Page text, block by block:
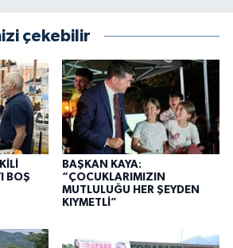
çekebilir
BOŞ
BAŞKAN KAYA:
“ÇOCUKLARIMIZIN
MUTLULUĞU HER ŞEYDEN
KIYMETLİ”